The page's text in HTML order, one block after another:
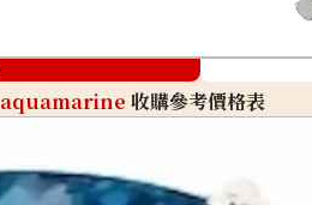
aquamarine 收購參考價格表